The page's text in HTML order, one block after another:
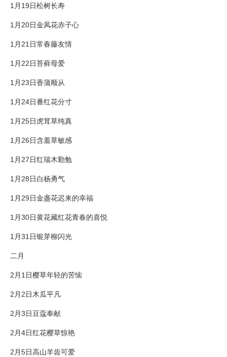
1月19日松树长寿
1月20日金凤花赤子心
1月21日常春藤友情
1月22日苔藓母爱
1月23日香蒲顺从
1月24日番红花分寸
1月25日虎茸草纯真
1月26日含羞草敏感
1月27日红瑞木勤勉
1月28日白杨勇气
1月29日金盏花迟来的幸福
1月30日黄花藏红花青春的喜悦
1月31日银芽柳闪光
二月
2月1日樱草年轻的苦恼
2月2日木瓜平凡
2月3日豆蔻奉献
2月4日红花樱草惊艳
2月5日高山羊齿可爱